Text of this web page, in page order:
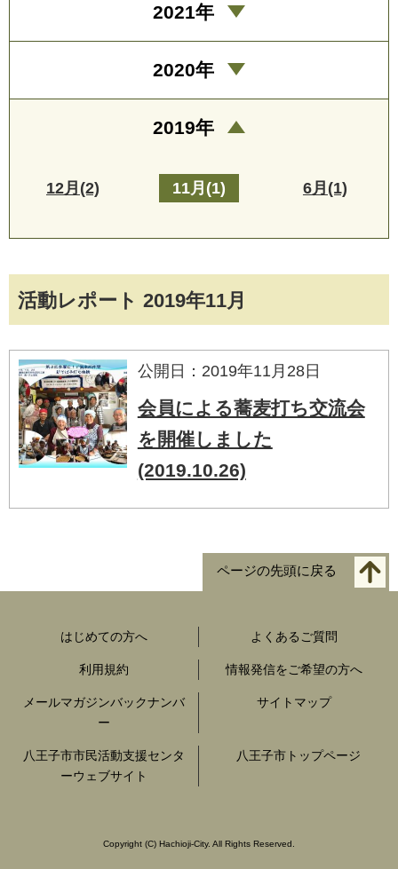
活動レポート 2019年11月
公開日：2019年11月28日
会員による蕎麦打ち交流会
を開催しました
(2019.10.26)
2021年
2020年
2019年
12月(2) 11月(1) 6月(1)
ページの先頭に戻る
はじめての方へ よくあるご質問
利用規約 情報発信をご希望の方へ
メールマガジンバックナンバ
ー
サイトマップ
八王子市市民活動支援センタ
ーウェブサイト
八王子市トップページ
Copyright (C) Hachioji-City. All Rights Reserved.